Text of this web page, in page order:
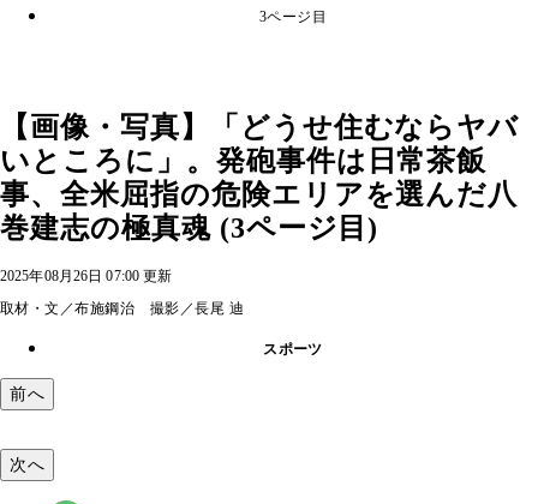
3ページ目
【画像・写真】「どうせ住むならヤバ
いところに」。発砲事件は日常茶飯
事、全米屈指の危険エリアを選んだ八
巻建志の極真魂 (3ページ目)
2025年08月26日 07:00 更新
取材・文／布施鋼治 撮影／長尾 迪
スポーツ
前へ
次へ